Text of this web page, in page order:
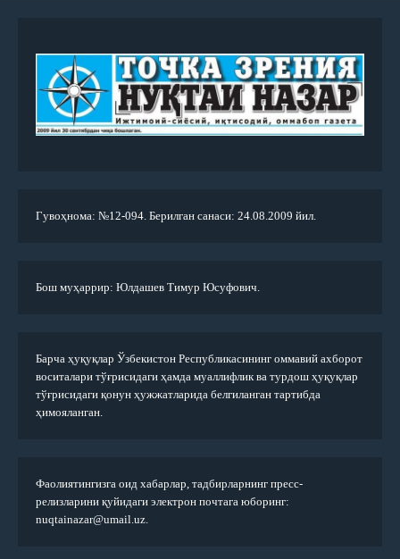
Гувоҳнома: №12-094. Берилган санаси: 24.08.2009 йил.
Бош муҳаррир: Юлдашев Тимур Юсуфович.
Барча ҳуқуқлар Ўзбекистон Республикасининг оммавий ахборот
воситалари тўғрисидаги ҳамда муаллифлик ва турдош ҳуқуқлар
тўғрисидаги қонун ҳужжатларида белгиланган тартибда
ҳимояланган.
Фаолиятингизга оид хабарлар, тадбирларнинг пресс-
релизларини қуйидаги электрон почтага юборинг:
nuqtainazar@umail.uz.